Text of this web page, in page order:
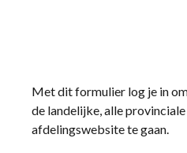
Met dit formulier log je in
de landelijke, alle
afdelingswebsite te gaan.